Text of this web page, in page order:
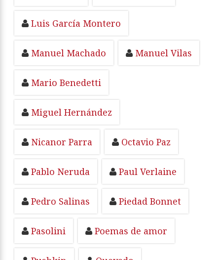
Luis García Montero
Manuel Machado Manuel Vilas
Mario Benedetti
Miguel Hernández
Nicanor Parra Octavio Paz
Pablo Neruda Paul Verlaine
Pedro Salinas Piedad Bonnet
Pasolini Poemas de amor